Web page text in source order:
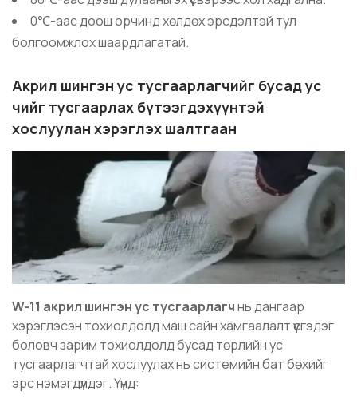
0℃-аас доош орчинд хөлдөх эрсдэлтэй тул
болгоомжлох шаардлагатай.
Акрил шингэн ус тусгаарлагчийг бусад ус
чийг тусгаарлах бүтээгдэхүүнтэй
хослуулан хэрэглэх шалтгаан
W-11 акрил шингэн ус тусгаарлагчнь дангаар
хэрэглэсэн тохиолдолд маш сайн хамгаалалт үүсгэдэг
боловч зарим тохиолдолд бусад төрлийн ус
тусгаарлагчтай хослуулах нь системийн бат бөхийг
эрс нэмэгдүүлдэг. Үүнд: